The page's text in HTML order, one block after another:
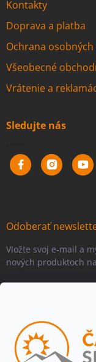
Kontakty
Doprava a platba
Ochrana
Všeobecné
Vrátenie a
Sledujte nás
Odoberať
Vložte svoj e-mail a
nových produktoch
Vložením e-mailu
údajov